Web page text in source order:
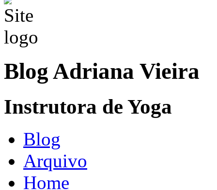
Blog Adriana Vieira
Instrutora de Yoga
Blog
Arquivo
Home